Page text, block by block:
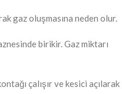
gaz oluşmasına neden olur.
birikir. Gaz miktarı
çalışır ve kesici açılarak